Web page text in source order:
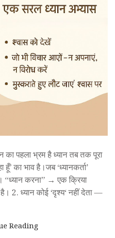
का पहला भ्रम है ध्यान तब तक पूरा
का भाव है।जब ‘ध्यानकर्ता’
“ध्यान करना” → एक क्रिया
2. ध्यान कोई ‘दृश्य‘ नहीं देता —
Reading